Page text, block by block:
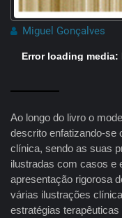
Miguel Gonçalves
Error loading
Ao longo do livro o
descrito enfatizando-se
clínica, sendo as suas
ilustradas com casos e
apresentação rigorosa
várias ilustrações
estratégias